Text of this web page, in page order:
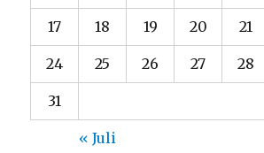
17 18 19 20 21
24 25 26 27 28
31
« Juli